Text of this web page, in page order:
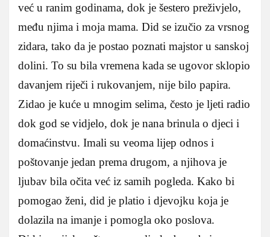
već u ranim godinama, dok je šestero preživjelo,
među njima i moja mama. Did se izučio za vrsnog
zidara, tako da je postao poznati majstor u sanskoj
dolini. To su bila vremena kada se ugovor sklopio
davanjem riječi i rukovanjem, nije bilo papira.
Zidao je kuće u mnogim selima, često je ljeti radio
dok god se vidjelo, dok je nana brinula o djeci i
domaćinstvu. Imali su veoma lijep odnos i
poštovanje jedan prema drugom, a njihova je
ljubav bila očita već iz samih pogleda. Kako bi
pomogao ženi, did je platio i djevojku koja je
dolazila na imanje i pomogla oko poslova.